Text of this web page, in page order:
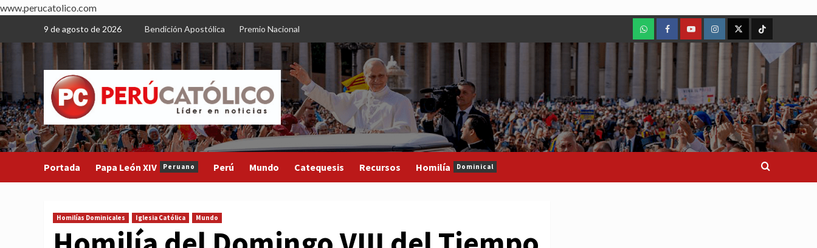
www.perucatolico.com
content
9 de agosto de 2026 Bendición Apostólica Premio Nacional
WhatsAppFacebookYoutubeInstagram
X TikTok
Portada Papa León XIV Peruano Perú Mundo Catequesis Recursos Homilía Dominical
Homilías Dominicales Iglesia Católica Mundo